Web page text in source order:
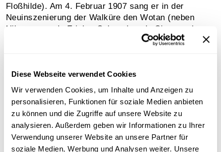
Diese Webseite verwendet Cookies
Wir verwenden Cookies, um Inhalte und Anzeigen zu
personalisieren, Funktionen für soziale Medien anbieten
zu können und die Zugriffe auf unsere Website zu
analysieren. Außerdem geben wir Informationen zu Ihrer
Verwendung unserer Website an unsere Partner für
soziale Medien, Werbung und Analysen weiter. Unsere
Floßhilde). Am 4. Februar 1907 sang er in der
Neuinszenierung der Walküre den Wotan (neben
Hilgermann als Fricka, Schmedes als Siegmund,
Förster-Lauterer als Sieglinde) oder die Titelrolle in
Gutheil-Schoder als Donna Elvira, Lucie Weidt als
Donna Anna und Wilhelm Hesch als Leporello).
Friedrich Weidemann war ein von Mahler sehr
geschätztes Ensemblemitglied, er sang unter Mahler
auch in der Uraufführung von „Der Tamboursg'sell“
aus "Des Knaben Wunderhorn" und der
„Kindertotenlieder“ am 29. Jänner 1905.